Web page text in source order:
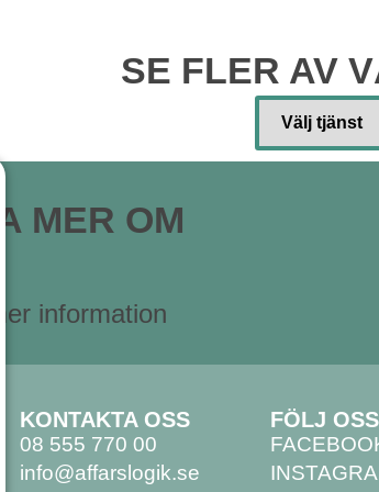
SE FLER AV
MER OM
information
KONTAKTA OSS
08 555 770 00
info@affarslogik.se
FÖLJ OSS